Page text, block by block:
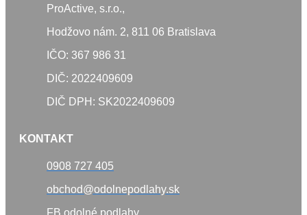
ProActive, s.r.o.,
Hodžovo nám. 2, 811 06 Bratislava
IČO: 367 986 31
DIČ: 2022409609
DIČ DPH: SK2022409609
KONTAKT
0908 727 405
obchod@odolnepodlahy.sk